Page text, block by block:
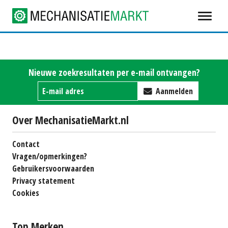
Nieuwe zoekresultaten per e-mail ontvangen?
Aanmelden
Over MechanisatieMarkt.nl
Contact
Vragen/opmerkingen?
Gebruikersvoorwaarden
Privacy statement
Cookies